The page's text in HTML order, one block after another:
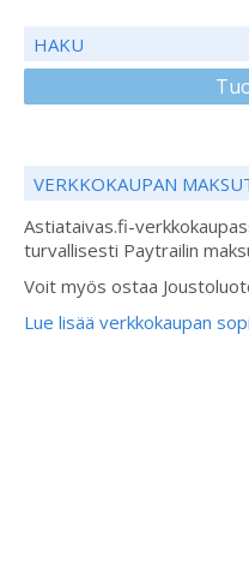
HAKU
VERKKOKAUPAN
Astiataivas.fi-
turvallisesti Paytrailin
Voit myös ostaa
Lue lisää verkkokaupan